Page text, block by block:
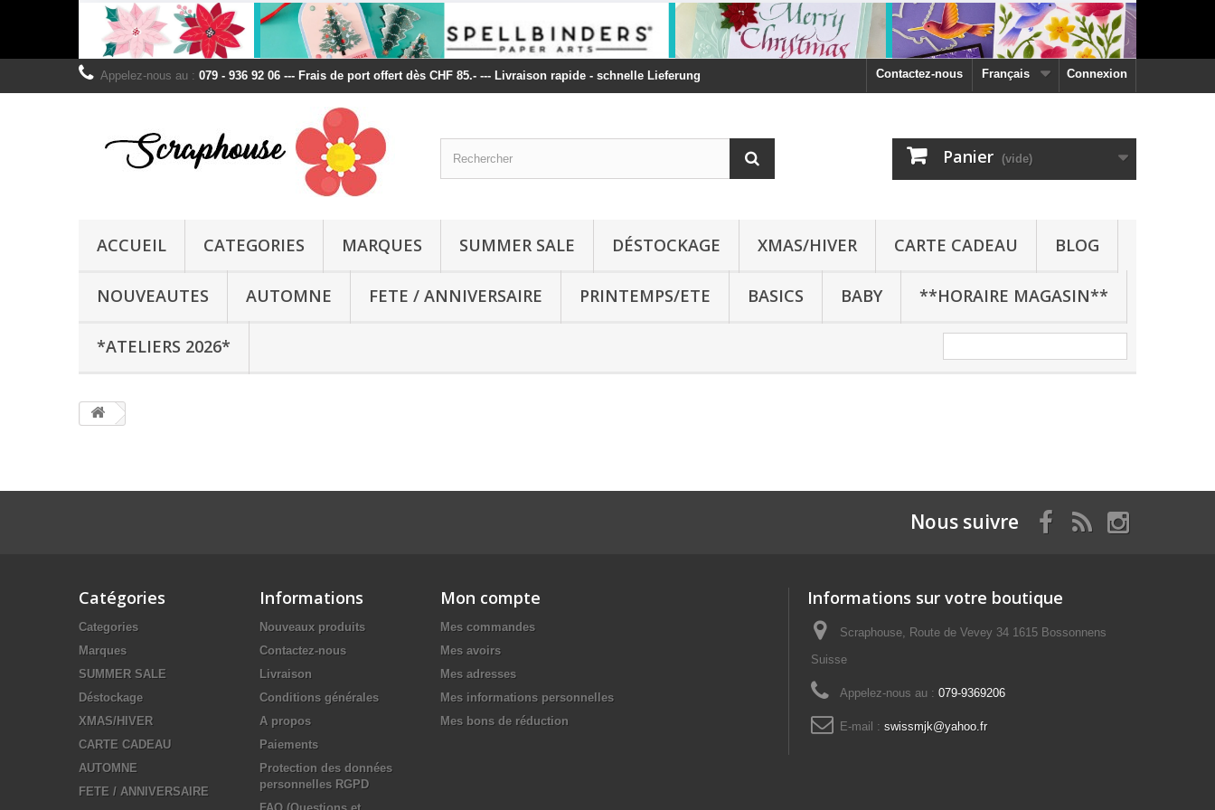
Connexion
Français
Contactez-nous
Appelez-nous au : 079 - 936 92 06 --- Frais de port offert dès CHF 85.- --- Livraison rapide - schnelle Lieferung
Panier (vide)
ACCUEIL CATEGORIES MARQUES SUMMER SALE DÉSTOCKAGE XMAS/HIVER CARTE CADEAU BLOG
NOUVEAUTES AUTOMNE FETE / ANNIVERSAIRE PRINTEMPS/ETE BASICS BABY **HORAIRE MAGASIN**
*ATELIERS 2026*
Nous suivre
Catégories
Categories
Marques
SUMMER SALE
Déstockage
XMAS/HIVER
CARTE CADEAU
AUTOMNE
FETE / ANNIVERSAIRE
Informations
Nouveaux produits
Contactez-nous
Livraison
Conditions générales
A propos
Paiements
Protection des données
personnelles RGPD
Mon compte
Mes commandes
Mes avoirs
Mes adresses
Mes informations personnelles
Mes bons de réduction
Informations sur votre boutique
Scraphouse, Route de Vevey 34 1615 Bossonnens
Suisse
Appelez-nous au : 079-9369206
E-mail : swissmjk@yahoo.fr